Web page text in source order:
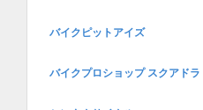
バイクピットアイズ
バイクプロショップ スクアドラ